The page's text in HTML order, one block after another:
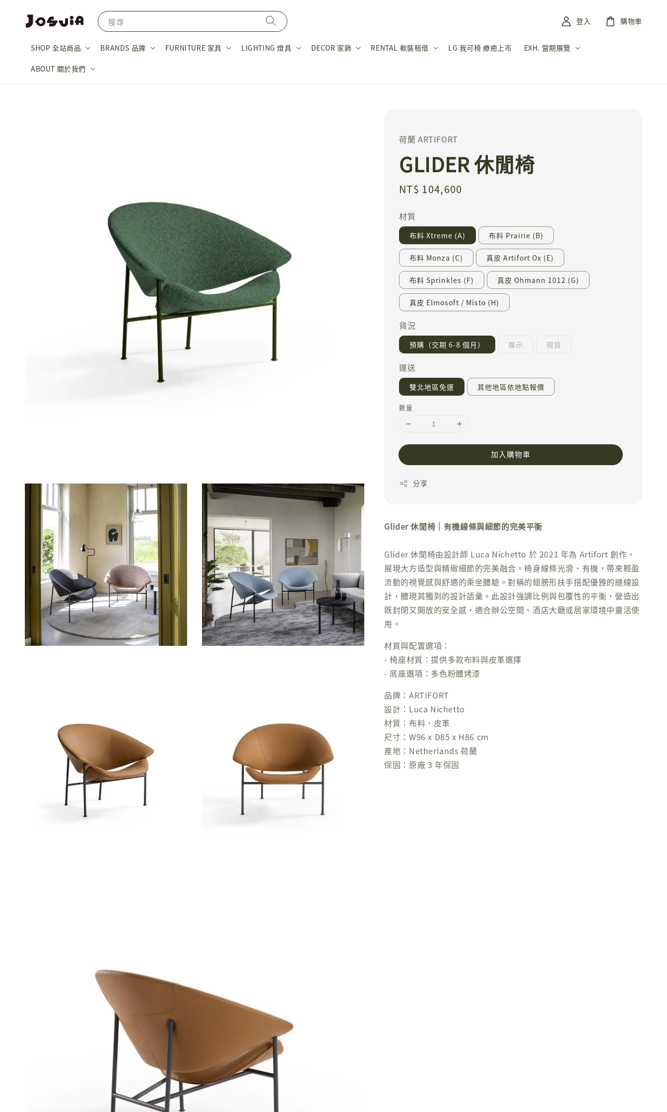
搜尋
SHOP 全站商品 BRANDS 品牌 FURNITURE 家具 LIGHTING 燈具 DECOR 家飾 RENTAL 軟裝租借 LG 我可椅 療癒上市 EXH. 當期展覽
ABOUT 關於我們
登入 購物車
荷蘭 ARTIFORT
GLIDER 休閒椅
Regular
NT$ 104,600
材質
布料 Xtreme (A) 布料 Prairie (B)
布料 Monza (C) 真皮 Artifort Ox (E)
布料 Sprinkles (F) 真皮 Ohmann 1012 (G)
真皮 Elmosoft / Misto (H)
貨況
預購（交期 6-8 個月） 展示 現貨
運送
雙北地區免運 其他地區依地點報價
數量
加入購物車
分享
Glider 休閒椅｜有機線條與細節的完美平衡
Glider 休閒椅由設計師 Luca Nichetto 於 2021 年為 Artifort 創作，
展現大方造型與精緻細節的完美融合。椅身線條光滑、有機，帶來輕盈
流動的視覺感與舒適的乘坐體驗。對稱的翅膀形扶手搭配優雅的縫線設
計，體現其獨到的設計語彙。此設計強調比例與包覆性的平衡，營造出
既封閉又開放的安全感，適合辦公空間、酒店大廳或居家環境中靈活使
用。
材質與配置選項：
- 椅座材質：提供多款布料與皮革選擇
- 底座選項：多色粉體烤漆
品牌：ARTIFORT
設計：Luca Nichetto
材質：布料、皮革
尺寸：W96 x D85 x H86 cm
產地：Netherlands 荷蘭
保固：原廠 3 年保固